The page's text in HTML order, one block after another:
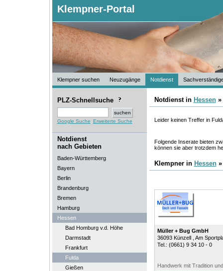
Klempner-Portal
Klempner suchen Neuzugänge Notdienst
PLZ-Schnellsuche
Google Suche Erweiterte Suche
Notdienst
nach Gebieten
Baden-Württemberg
Bayern
Berlin
Brandenburg
Bremen
Hamburg
Hessen
Bad Homburg v.d. Höhe
Darmstadt
Frankfurt
Fulda
Gießen
Notdienst in Hessen»
Leider keinen Treffer in
Folgende Inserate bieten
können sie aber trotzdem
Klempner in Hessen
Müller + Bug GmbH
36093 Künzell
, Am
Tel.: (0661) 9 34 10 - 0
Handwerk mit Tradition